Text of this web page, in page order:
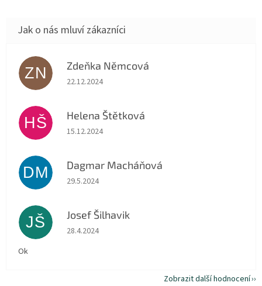
ZN Zdeňka Němcová
Hodnocení obchodu je 5 z 5 hvězdiček.
22.12.2024
HŠ Helena Štětková
Hodnocení obchodu je 5 z 5 hvězdiček.
15.12.2024
DM Dagmar Macháňová
Hodnocení obchodu je 5 z 5 hvězdiček.
29.5.2024
JŠ Josef Šilhavik
Hodnocení obchodu je 5 z 5 hvězdiček.
28.4.2024
Ok
Zobrazit další hodnocení